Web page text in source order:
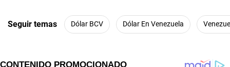
Seguir temas Dólar BCV Dólar En Venezuela